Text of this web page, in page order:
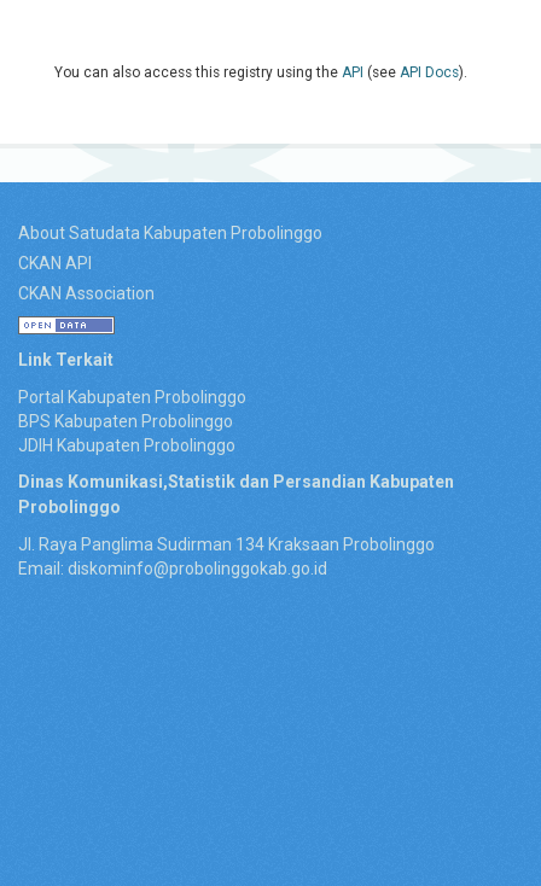
You can also access this registry using the API (see API Docs).
About Satudata Kabupaten Probolinggo
CKAN API
CKAN Association
Link Terkait
Portal Kabupaten Probolinggo
BPS Kabupaten Probolinggo
JDIH Kabupaten Probolinggo
Dinas Komunikasi,Statistik dan Persandian Kabupaten
Probolinggo
Jl. Raya Panglima Sudirman 134 Kraksaan Probolinggo
Email: diskominfo@probolinggokab.go.id